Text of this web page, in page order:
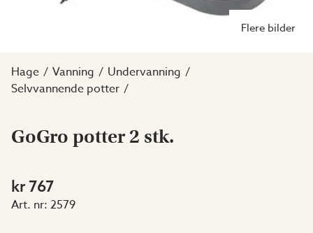
Flere bilder
Hage Vanning
Undervanning
Selvvannende potter
GoGro potter 2 stk.
kr 767
Art. nr: 2579